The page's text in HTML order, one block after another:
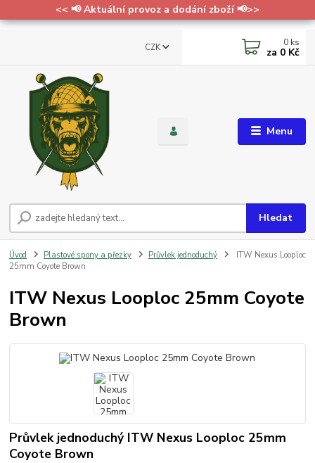
<< 📢 Aktuální provoz a dodání zboží 📢>>
Menu
CZK
Hledat
0 ks
za 0 Kč
Úvod Plastové spony a přezky Průvlek jednoduchý
ITW Nexus Looploc
25mm Coyote Brown
ITW Nexus Looploc 25mm Coyote
Brown
Průvlek jednoduchý ITW Nexus Looploc 25mm
Coyote Brown